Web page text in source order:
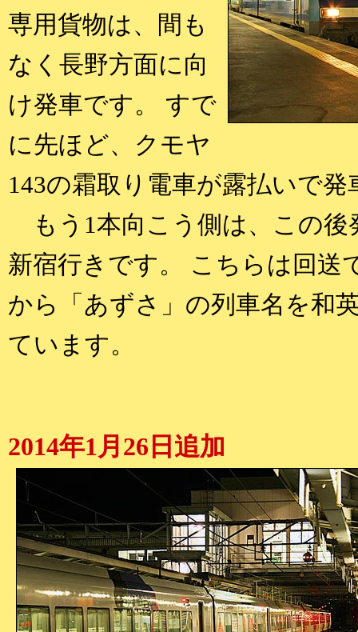
専用貨物は、間も
なく長野方面に向
け発車です。 すで
に先ほど、クモヤ
143の霜取り電車が露払いで
もう1本向こう側は、この後
新宿行きです。 こちらは回送
から「あずさ」の列車名を和
ています。
2014年1月26日追加